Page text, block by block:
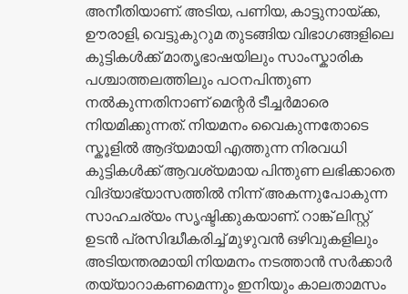
അനീതിയാണ്. അടിയ, പണിയ, കാട്ടുനായ്ക്ക,
ഊരാളി, വെട്ടുകുറുമ തുടങ്ങിയ വിഭാഗങ്ങളിലെ
കുട്ടികൾക്ക് മാതൃഭാഷയിലും സാംസ്കാരിക
പശ്ചാത്തലത്തിലും പഠനപിന്തുണ
നൽകുന്നതിനാണ് മെന്റർ ടീച്ചർമാരെ
നിയമിക്കുന്നത്. നിയമനം വൈകുന്നതോടെ
സ്കൂളിൽ ആദ്യമായി എത്തുന്ന നിരവധി
കുട്ടികൾക്ക് ആവശ്യമായ പിന്തുണ ലഭിക്കാതെ
വിദ്യാഭ്യാസത്തിൽ നിന്ന് അകന്നുപോകുന്ന
സാഹചര്യം സൃഷ്ടിക്കുകയാണ്. റാങ്ക് ലിസ്റ്റ്
ഉടൻ പ്രസിദ്ധീകരിച്ച് മുഴുവൻ ഒഴിവുകളിലും
അടിയന്തരമായി നിയമനം നടത്താൻ സർക്കാർ
തയ്യാറാകണമെന്നും ഇനിയും കാലതാമസം